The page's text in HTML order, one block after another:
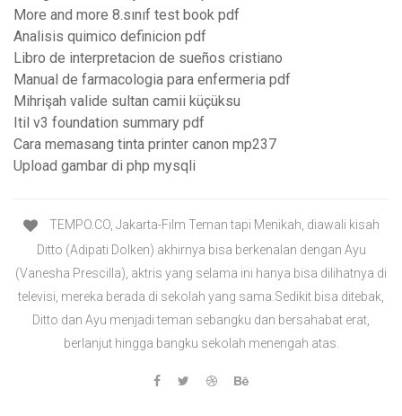
More and more 8.sınıf test book pdf
Analisis quimico definicion pdf
Libro de interpretacion de sueños cristiano
Manual de farmacologia para enfermeria pdf
Mihrişah valide sultan camii küçüksu
Itil v3 foundation summary pdf
Cara memasang tinta printer canon mp237
Upload gambar di php mysqli
TEMPO.CO, Jakarta-Film Teman tapi Menikah, diawali kisah
Ditto (Adipati Dolken) akhirnya bisa berkenalan dengan Ayu
(Vanesha Prescilla), aktris yang selama ini hanya bisa dilihatnya di
televisi, mereka berada di sekolah yang sama.Sedikit bisa ditebak,
Ditto dan Ayu menjadi teman sebangku dan bersahabat erat,
berlanjut hingga bangku sekolah menengah atas.